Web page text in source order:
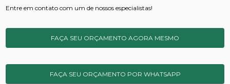
Entre em contato com um de nossos especialistas!
FAÇA SEU ORÇAMENTO AGORA MESMO
FAÇA SEU ORÇAMENTO POR WHATSAPP